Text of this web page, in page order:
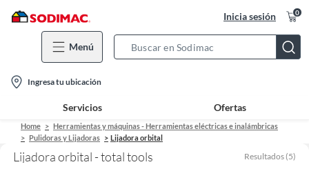
Inicia sesión 0
Menú
Bar
location-
icon
Ingresa tu ubicación
Servicios Ofertas
Home
Herramientas y máquinas - Herramientas eléctricas e inalámbricas
Pulidoras y Lijadoras
Lijadora orbital
Lijadora orbital - total tools Resultados (5)